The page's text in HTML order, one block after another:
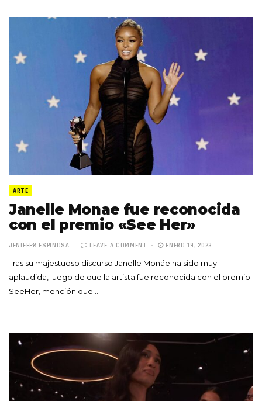
ARTE
Janelle Monae fue reconocida
con el premio «See Her»
JENIFFER ESPINOSA LEAVE A COMMENT ENERO 19, 2023
Tras su majestuoso discurso Janelle Monáe ha sido muy
aplaudida, luego de que la artista fue reconocida con el premio
SeeHer, mención que…